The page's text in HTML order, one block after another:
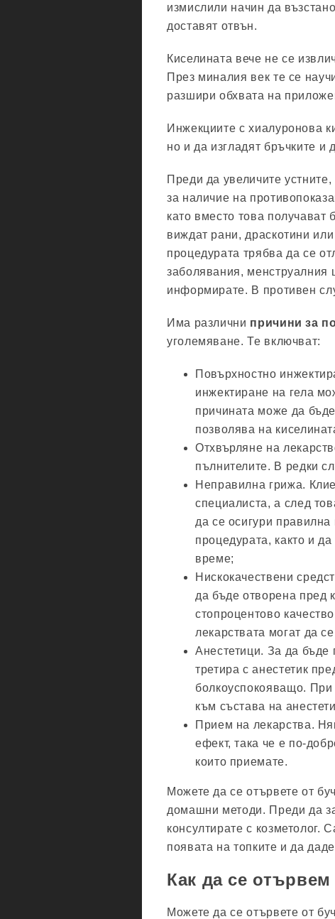
измислили начин да
доставят отвън.
Киселината вече не се
През миналия век те се
разшири обхвата на
Инжекциите с хиалуронова
но и да изгладят бръчките и
Преди да увеличите
за наличие на
като вместо това получават
виждат рани, драскотини
процедурата трябва да се
заболявания, менструалния
информирате. В противен
Има различни причини за
уголемяване. Те включват:
Повърхностно
инжектиране на гела
причината може да
позволява на
Отхвърляне на
пълнителите. В редки
Неправилна грижа.
специалиста, а след
да се осигури
процедурата, както и
време;
Нискокачествени
да бъде отворена пред
стопроцентово
лекарствата могат да
Анестетици. За да бъде
третира с анестетик
болкоуспокояващо.
към състава на
Прием на лекарства.
ефект, така че е по-
които приемате.
Можете да се отървете от
домашни методи. Преди да
консултирате с козметолог.
появата на топките и да
Как да се отървем
Можете да се отървете от